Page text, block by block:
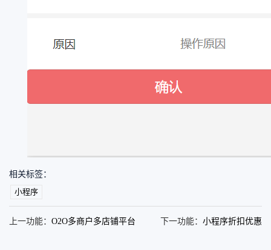
相关标签：
小程序
上一功能： O2O多商户多店铺平台 下一功能： 小程序折扣优惠